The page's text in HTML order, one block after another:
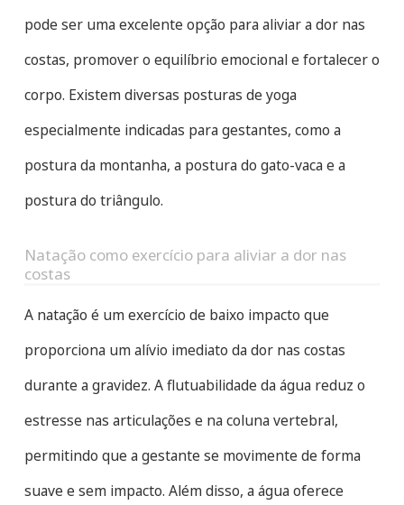
pode ser uma excelente opção para aliviar a dor nas
costas, promover o equilíbrio emocional e fortalecer o
corpo. Existem diversas posturas de yoga
especialmente indicadas para gestantes, como a
postura da montanha, a postura do gato-vaca e a
postura do triângulo.
Natação como exercício para aliviar a dor nas
costas
A natação é um exercício de baixo impacto que
proporciona um alívio imediato da dor nas costas
durante a gravidez. A flutuabilidade da água reduz o
estresse nas articulações e na coluna vertebral,
permitindo que a gestante se movimente de forma
suave e sem impacto. Além disso, a água oferece